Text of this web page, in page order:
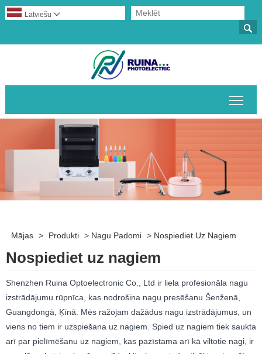

Latviešu 
Mājas > Produkti > Nagu Padomi > Nospiediet Uz Nagiem
Nospiediet uz nagiem
Shenzhen Ruina Optoelectronic Co., Ltd ir liela profesionāla nagu
izstrādājumu rūpnīca, kas nodrošina nagu presēšanu Šenženā,
Guangdongā, Ķīnā. Mēs ražojam dažādus nagu izstrādājumus, un
viens no tiem ir uzspiešana uz nagiem. Spied uz nagiem tiek saukta
arī par pielīmēšanu uz nagiem, kas pazīstama arī kā viltotie nagi, ir